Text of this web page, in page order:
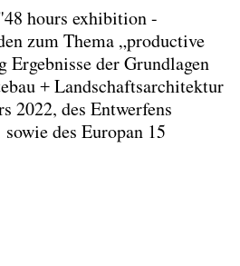
hours exhibition -
zum Thema „productive
Ergebnisse der Grundlagen
+ Landschaftsarchitektur
2022, des Entwerfens
des Europan 15
der Zwischenstadt
for Change 2021